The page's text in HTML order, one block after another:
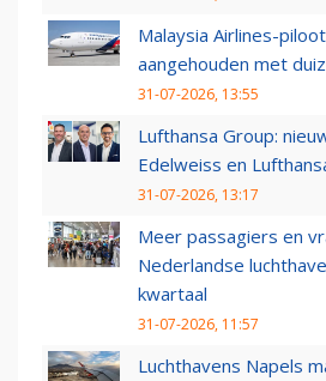
Malaysia Airlines-
aangehouden met
31-07-2026, 13:55
Lufthansa Group:
Edelweiss en
31-07-2026, 13:17
Meer passagiers en
Nederlandse
kwartaal
31-07-2026, 11:57
Luchthavens Napels